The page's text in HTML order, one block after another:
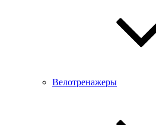
Велотренажеры